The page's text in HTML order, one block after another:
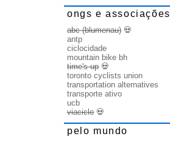
ongs e associações
abc (blumenau) 💀
antp
ciclocidade
mountain bike bh
time's up 💀
toronto cyclists union
transportation alternatives
transporte ativo
ucb
viaciclo 💀
pelo mundo